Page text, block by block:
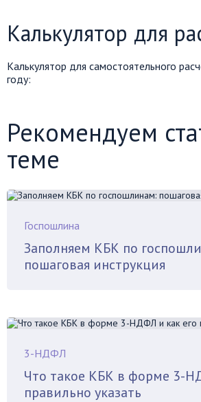
Калькулятор для
Калькулятор для самостоятельного
году:
Рекомендуем
теме
Госпошлина
Заполняем КБК по
пошаговая инструкция
3-НДФЛ
Что такое КБК в форме 3-НДФЛ и как его
правильно указать